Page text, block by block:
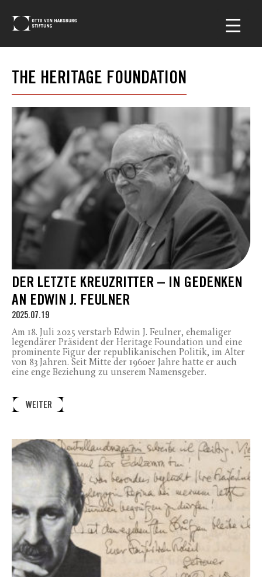
THE HERITAGE FOUNDATION
DER LETZTE KREUZRITTER – IN GEDENKEN
AN EDWIN J. FEULNER
2025.07.19
Am 18. Juli 2025 verstarb Edwin J. Feulner, ehemaliger
legendärer Präsident der Heritage Foundation und eine
prominente Figur der republikanischen Politik, im Alter
von 83 Jahren. Seit Mitte der 1960er Jahre hatte er auch
eine enge Beziehung zu unserem Namensgeber.
WEITER